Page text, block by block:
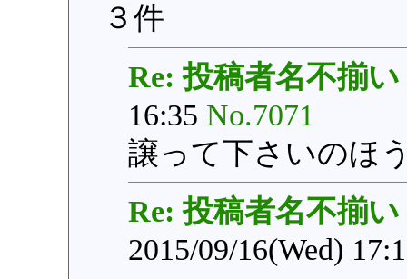
３件
Re: 投稿者名不揃い
16:35 No.7071
譲って下さいのほ
Re: 投稿者名不揃い
2015/09/16(Wed)